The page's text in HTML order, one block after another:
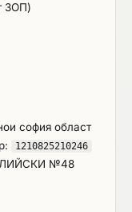
чл. 83а, ал.
ЗОП)
софия област
1210825210246
№48